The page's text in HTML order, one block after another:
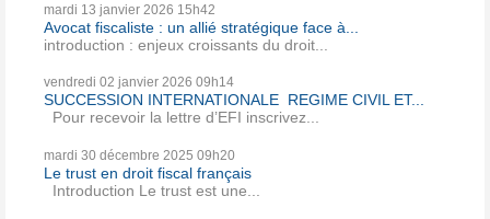
mardi 13 janvier 2026 15h42
Avocat fiscaliste : un allié stratégique face à...
introduction : enjeux croissants du droit...
vendredi 02 janvier 2026 09h14
SUCCESSION INTERNATIONALE REGIME CIVIL ET...
Pour recevoir la lettre d’EFI inscrivez...
mardi 30 décembre 2025 09h20
Le trust en droit fiscal français
Introduction Le trust est une...